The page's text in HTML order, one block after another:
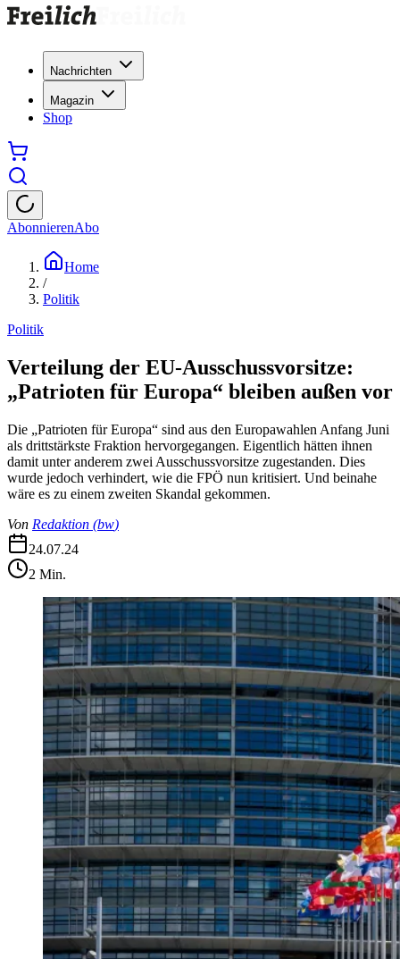
Nachrichten
Magazin
Shop
AbonnierenAbo
Home
/
Politik
Politik
Verteilung der EU-Ausschussvorsitze:
„Patrioten für Europa“ bleiben außen vor
Die „Patrioten für Europa“ sind aus den Europawahlen Anfang Juni
als drittstärkste Fraktion hervorgegangen. Eigentlich hätten ihnen
damit unter anderem zwei Ausschussvorsitze zugestanden. Dies
wurde jedoch verhindert, wie die FPÖ nun kritisiert. Und beinahe
wäre es zu einem zweiten Skandal gekommen.
Von Redaktion (bw)
24.07.24
2 Min.